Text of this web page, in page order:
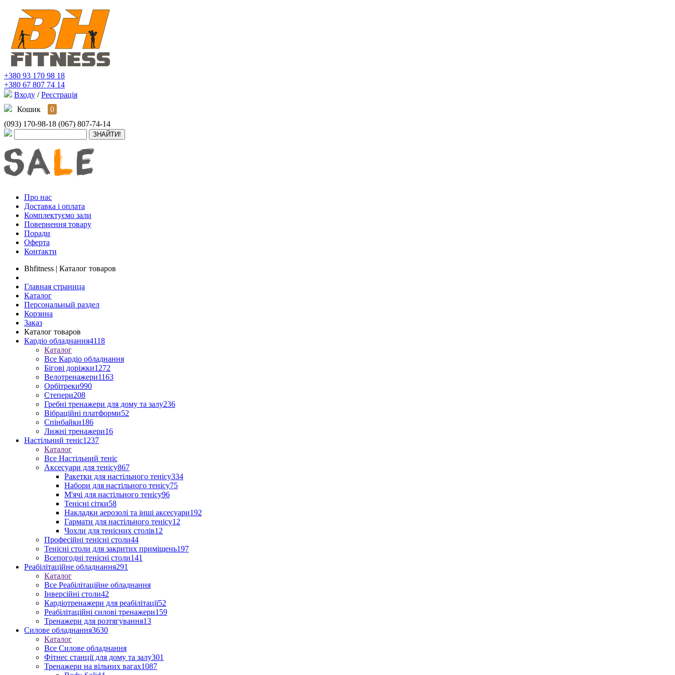
+380 93 170 98 18
+380 67 807 74 14
Входу / Реєстрація
Кошик
0
(093) 170-98-18 (067) 807-74-14
Про нас
Доставка і оплата
Комплектуємо зали
Повернення товару
Поради
Оферта
Контакти
Bhfitness | Каталог товаров
Главная страница
Каталог
Персональный раздел
Корзина
Заказ
Каталог товаров
Кардіо обладнання4118
Каталог
Все Кардіо обладнання
Бігові доріжки1272
Велотренажери1163
Орбітреки990
Степери208
Гребні тренажери для дому та залу236
Вібраційні платформи52
Спінбайки186
Лижні тренажери16
Настільний теніс1237
Каталог
Все Настільний теніс
Аксесуари для тенісу867
Ракетки для настільного тенісу334
Набори для настільного тенісу75
М'ячі для настільного тенісу96
Тенісні сітки58
Накладки аерозолі та інші аксесуари192
Гармати для настільного тенісу12
Чохли для тенісних столів12
Професійні тенісні столи44
Тенісні столи для закритих приміщень197
Всепогодні тенісні столи141
Реабілітаційне обладнання291
Каталог
Все Реабілітаційне обладнання
Інверсійні столи42
Кардіотренажери для реабілітації52
Реабілітаційні силові тренажери159
Тренажери для розтягування13
Силове обладнання3630
Каталог
Все Силове обладнання
Фітнес станції для дому та залу301
Тренажери на вільних вагах1087